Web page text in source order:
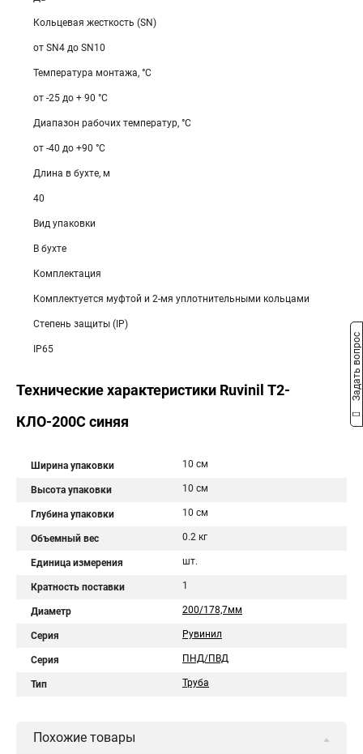
Кольцевая жесткость (SN)
от SN4 до SN10
Температура монтажа, °С
от -25 до + 90 °С
Диапазон рабочих температур, °С
от -40 до +90 °С
Длина в бухте, м
40
Вид упаковки
В бухте
Комплектация
Комплектуется муфтой и 2-мя уплотнительными кольцами
Степень защиты (IP)
IP65
Технические характеристики Ruvinil Т2-
КЛО-200С синяя
Ширина упаковки 10 см
Высота упаковки 10 см
Глубина упаковки 10 см
Объемный вес 0.2 кг
Единица измерения шт.
Кратность поставки 1
Диаметр 200/178,7мм
Серия Рувинил
Серия ПНД/ПВД
Тип Труба
Похожие товары
Задать вопрос